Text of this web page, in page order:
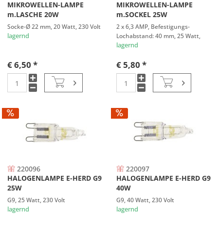
MIKROWELLEN-LAMPE
m.LASCHE 20W
Socke-Ø 22 mm, 20 Watt, 230 Volt
lagernd
€ 6,50 *
MIKROWELLEN-LAMPE
m.SOCKEL 25W
2 x 6,3 AMP, Befestigungs-
Lochabstand: 40 mm, 25 Watt,
240 Volt
lagernd
€ 5,80 *
220096
HALOGENLAMPE E-HERD G9
25W
G9, 25 Watt, 230 Volt
lagernd
220097
HALOGENLAMPE E-HERD G9
40W
G9, 40 Watt, 230 Volt
lagernd